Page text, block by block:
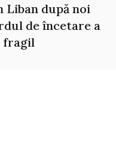
Liban după noi
de încetare a
fragil